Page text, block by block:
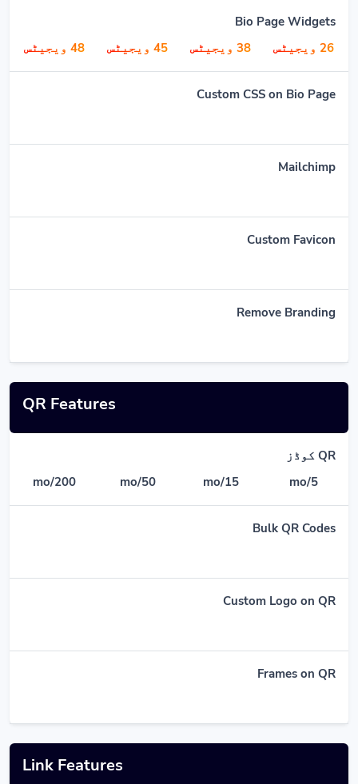
Bio Page Widgets
26 ویجیٹس
38 ویجیٹس 45 ویجیٹس 48 ویجیٹس
Custom CSS on Bio Page
Mailchimp
Custom Favicon
Remove Branding
QR Features
QR کوڈز
5/mo
15/mo
50/mo
200/mo
Bulk QR Codes
Custom Logo on QR
Frames on QR
Link Features